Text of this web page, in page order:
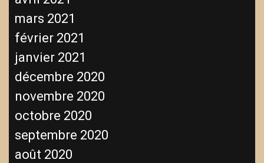
mars 2021
février 2021
janvier 2021
décembre 2020
novembre 2020
octobre 2020
septembre 2020
août 2020